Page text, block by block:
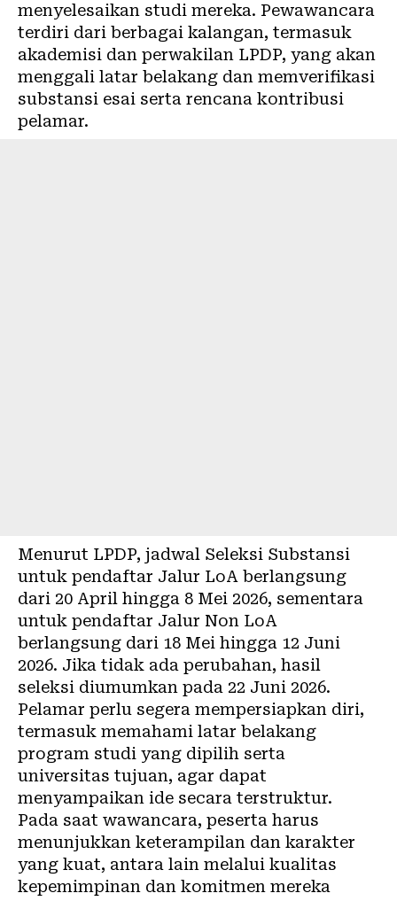
menyelesaikan studi mereka. Pewawancara
terdiri dari berbagai kalangan, termasuk
akademisi dan perwakilan LPDP, yang akan
menggali latar belakang dan memverifikasi
substansi esai serta rencana kontribusi
pelamar.
Menurut LPDP, jadwal Seleksi Substansi
untuk pendaftar Jalur LoA berlangsung
dari 20 April hingga 8 Mei 2026, sementara
untuk pendaftar Jalur Non LoA
berlangsung dari 18 Mei hingga 12 Juni
2026. Jika tidak ada perubahan, hasil
seleksi diumumkan pada 22 Juni 2026.
Pelamar perlu segera mempersiapkan diri,
termasuk memahami latar belakang
program studi yang dipilih serta
universitas tujuan, agar dapat
menyampaikan ide secara terstruktur.
Pada saat wawancara, peserta harus
menunjukkan keterampilan dan karakter
yang kuat, antara lain melalui kualitas
kepemimpinan dan komitmen mereka